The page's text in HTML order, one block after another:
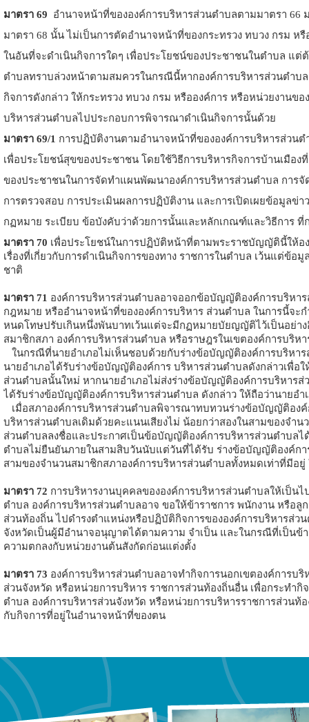
มาตรา 69
อํานาจหน้าที่ขององค์การบริหารส่วนตําบลตามมาตรา 66
มาตรา 68 นั้น ไม่เป็นการตัดอํานาจหน้าที่ของกระทรวง ทบวง กรม ห
ในอันที่จะดําเนินกิจการใดๆ เพื่อประโยชน์ของประชาชนในตําบล แต่
ตําบลทราบล่วงหน้าตามสมควรในกรณีนี้หากองค์การบริหารส่วนตําบล
กิจการดังกล่าว ให้กระทรวง ทบวง กรม หรือองค์การ หรือหน่วยงานขอ
บริหารส่วนตําบลไปประกอบการพิจารณาดําเนินกิจการนั้นด้วย
มาตรา 69/1 การปฏิบัติงานตามอํานาจหน้าที่ขององค์การบริหารส่วนตํ
เพื่อประโยชน์สุขของประชาชน โดยใช้วิธีการบริหารกิจการบ้านเมือง
ของประชาชนในการจัดทําแผนพัฒนาองค์การบริหารส่วนตําบล การ
การตรวจสอบ การประเมินผลการปฏิบัติงาน และการเปิดเผยข้อมูลข่า
กฏหมาย ระเบียบ ข้อบังคับว่าด้วยการนั้นและหลักเกณฑ์และวิธีการ ที่
มาตรา 70 เพื่อประโยชน์ในการปฏิบัติหน้าที่ตามพระราชบัญญัตินี้ให้อ
เรื่องที่เกี่ยวกับการดําเนินกิจการของทาง ราชการในตําบล เว้นแต่ข้
ชาติ
มาตรา 71 องค์การบริหารส่วนตําบลอาจออกข้อบัญญัติองค์การบริหา
กฎหมาย หรืออํานาจหน้าที่ขององค์การบริหาร ส่วนตําบล ในการนี้จ
หนดโทษปรับเกินหนึ่งพันบาทเว้นแต่จะมีกฏหมายบัยญญัติไว้เป็นอย่า
สมาชิกสภา องค์การบริหารส่วนตําบล หรือราษฎรในเขตองค์การบริ
ในกรณีที่นายอําเภอไม่เห็นชอบด้วยกับร่างข้อบัญญัติองค์การบริหา
นายอําเภอได้รับร่างข้อบัญญัติองค์การ บริหารส่วนตําบลดังกล่าวเพื่
ส่วนตําบลนั้นใหม่ หากนายอําเภอไม่ส่งร่างข้อบัญญัติองค์การบริหาร
ได้รับร่างข้อบัญญัติองค์การบริหารส่วนตําบล ดังกล่าว ให้ถือว่านาย
เมื่อสภาองค์การบริหารส่วนตําบลพิจารณาทบทวนร่างข้อบัญญัติอง
บริหารส่วนตําบลเดิมด้วยคะแนนเสียงไม่ น้อยกว่าสองในสามของจํา
ส่วนตําบลลงชื่อและประกาศเป็นข้อบัญญัติองค์การบริหารส่วนตําบล
ตําบลไม่ยืนยันภายในสามสิบวันนับแต่วันที่ได้รับ ร่างข้อบัญญัติองค์กา
สามของจํานวนสมาชิกสภาองค์การบริหารส่วนตําบลทั้งหมดเท่าที่มี
มาตรา 72 การบริหารงานบุคคลขององค์การบริหารส่วนตําบลให้เป็น
ตําบล องค์การบริหารส่วนตําบลอาจ ขอให้ข้าราชการ พนักงาน หรือลู
ส่วนท้องถิ่น ไปดํารงตําแหน่งหรือปฏิบัติกิจการขององค์การบริหารส่ว
จังหวัดเป็นผู้มีอํานาจอนุญาตได้ตามความ จําเป็น และในกรณีที่เป็นข้
ความตกลงกับหน่วยงานต้นสังกัดก่อนแต่งตั้ง
มาตรา 73 องค์การบริหารส่วนตําบลอาจทํากิจการนอกเขตองค์การบ
ส่วนจังหวัด หรือหน่วยการบริหาร ราชการส่วนท้องถิ่นอื่น เพื่อกระทํา
ตําบล องค์การบริหารส่วนจังหวัด หรือหน่วยการบริหารราชการส่วนท้
กับกิจการที่อยู่ในอํานาจหน้าที่ของตน